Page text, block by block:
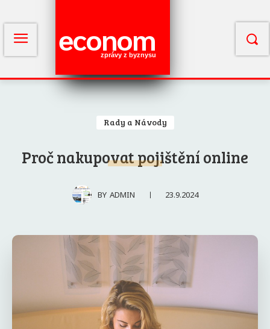
econom
zprávy z byznysu
Rady a Návody
Proč nakupovat pojištění online
BY ADMIN 23.9.2024